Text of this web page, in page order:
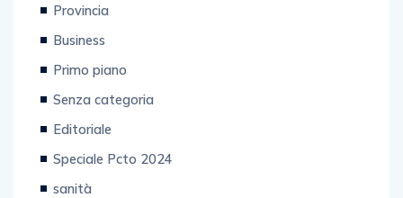
Provincia
Business
Primo piano
Senza categoria
Editoriale
Speciale Pcto 2024
sanità